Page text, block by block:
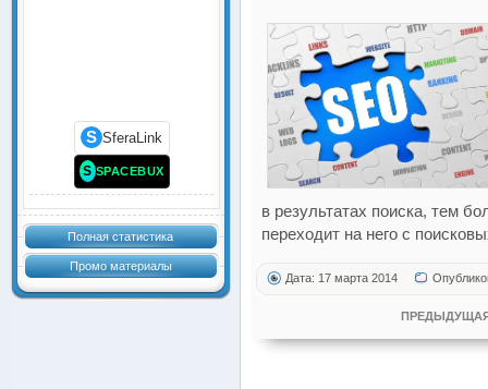
S SferaLink
S SPACEBUX
Полная статистика
Промо материалы
в результатах поиска, тем
переходит на него с
Дата: 17 марта 2014